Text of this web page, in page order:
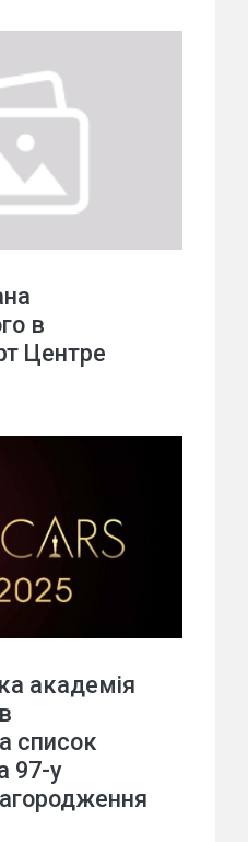
в
Центре
академія
список
97-у